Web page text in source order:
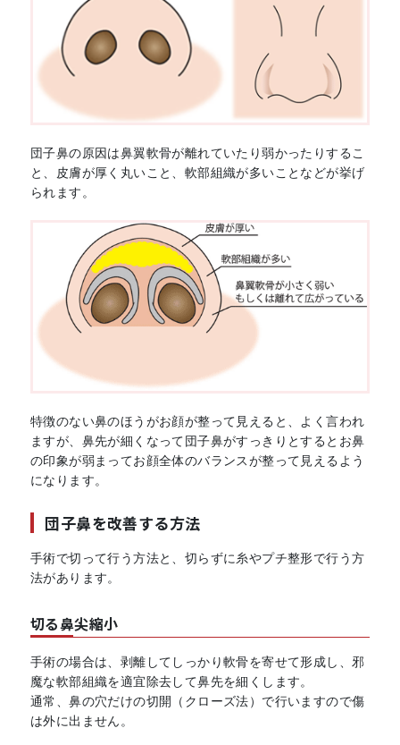
団子鼻の原因は鼻翼軟骨が離れていたり弱かったりするこ
と、皮膚が厚く丸いこと、軟部組織が多いことなどが挙げ
られます。
特徴のない鼻のほうがお顔が整って見えると、よく言われ
ますが、鼻先が細くなって団子鼻がすっきりとするとお鼻
の印象が弱まってお顔全体のバランスが整って見えるよう
になります。
団子鼻を改善する方法
手術で切って行う方法と、切らずに糸やプチ整形で行う方
法があります。
切る鼻尖縮小
手術の場合は、剥離してしっかり軟骨を寄せて形成し、邪
魔な軟部組織を適宜除去して鼻先を細くします。
通常、鼻の穴だけの切開（クローズ法）で行いますので傷
は外に出ません。